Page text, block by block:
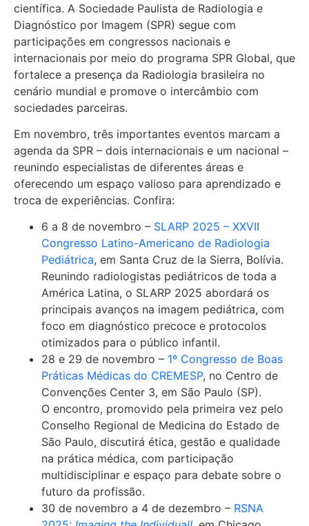
científica. A Sociedade Paulista de Radiologia e
Diagnóstico por Imagem (SPR) segue com
participações em congressos nacionais e
internacionais por meio do programa SPR Global, que
fortalece a presença da Radiologia brasileira no
cenário mundial e promove o intercâmbio com
sociedades parceiras.
Em novembro, três importantes eventos marcam a
agenda da SPR – dois internacionais e um nacional –
reunindo especialistas de diferentes áreas e
oferecendo um espaço valioso para aprendizado e
troca de experiências. Confira:
6 a 8 de novembro – SLARP 2025 – XXVII
Congresso Latino-Americano de Radiologia
Pediátrica, em Santa Cruz de la Sierra, Bolívia.
Reunindo radiologistas pediátricos de toda a
América Latina, o SLARP 2025 abordará os
principais avanços na imagem pediátrica, com
foco em diagnóstico precoce e protocolos
otimizados para o público infantil.
28 e 29 de novembro – 1º Congresso de Boas
Práticas Médicas do CREMESP, no Centro de
Convenções Center 3, em São Paulo (SP).
O encontro, promovido pela primeira vez pelo
Conselho Regional de Medicina do Estado de
São Paulo, discutirá ética, gestão e qualidade
na prática médica, com participação
multidisciplinar e espaço para debate sobre o
futuro da profissão.
30 de novembro a 4 de dezembro – RSNA